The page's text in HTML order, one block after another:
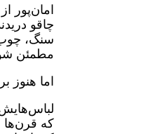
امان‌پور
چاقو
سنگ،
مطمئن
اما هنوز
که قرن‌ها